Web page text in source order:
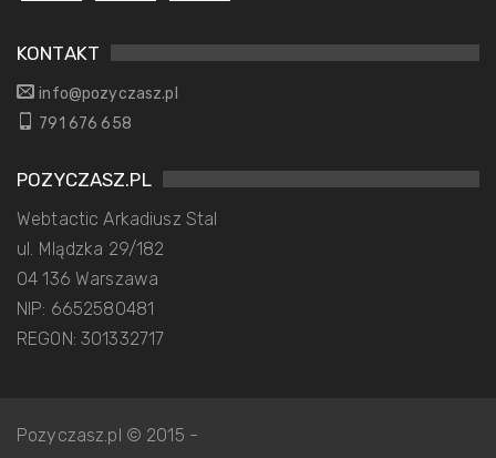
KONTAKT
info@pozyczasz.pl
791 676 658
POZYCZASZ.PL
Webtactic Arkadiusz Stal
ul. Mlądzka 29/182
04 136 Warszawa
NIP: 6652580481
REGON: 301332717
Pozyczasz.pl © 2015 -